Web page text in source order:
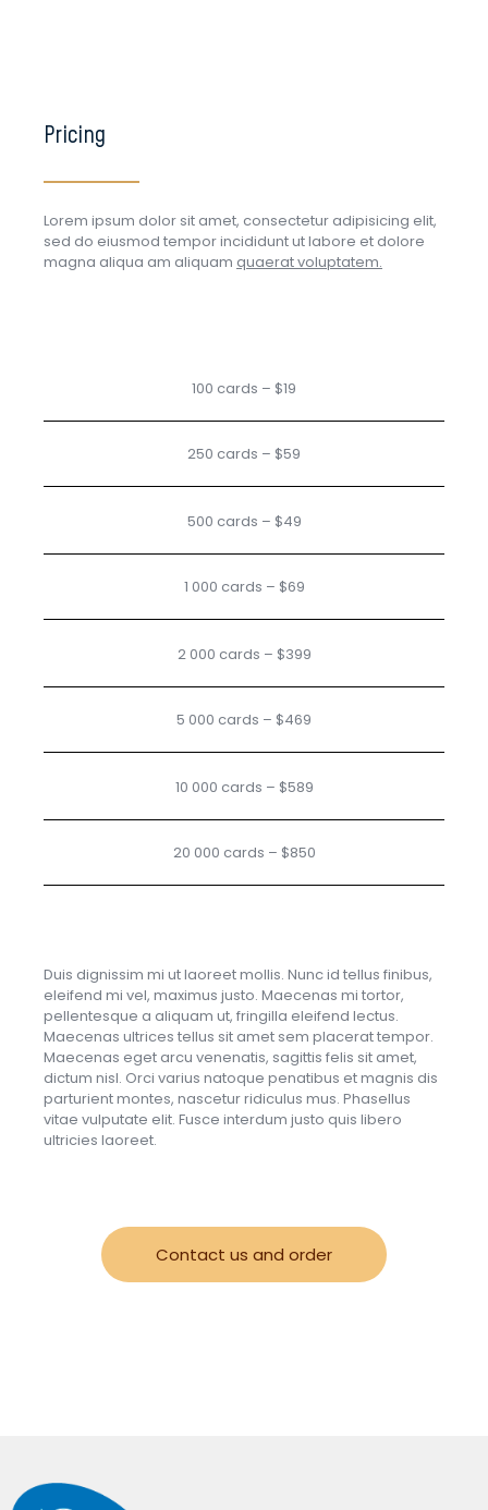
Pricing
Lorem ipsum dolor sit amet, consectetur adipisicing elit,
sed do eiusmod tempor incididunt ut labore et dolore
magna aliqua am aliquam quaerat voluptatem.
100 cards – $19
250 cards – $59
500 cards – $49
1 000 cards – $69
2 000 cards – $399
5 000 cards – $469
10 000 cards – $589
20 000 cards – $850
Duis dignissim mi ut laoreet mollis. Nunc id tellus finibus,
eleifend mi vel, maximus justo. Maecenas mi tortor,
pellentesque a aliquam ut, fringilla eleifend lectus.
Maecenas ultrices tellus sit amet sem placerat tempor.
Maecenas eget arcu venenatis, sagittis felis sit amet,
dictum nisl. Orci varius natoque penatibus et magnis dis
parturient montes, nascetur ridiculus mus. Phasellus
vitae vulputate elit. Fusce interdum justo quis libero
ultricies laoreet.
Contact us and order